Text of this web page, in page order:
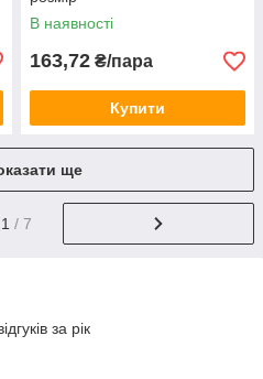
В наявності
163,72 ₴/пара
Купити
ще
1 / 7
за рік